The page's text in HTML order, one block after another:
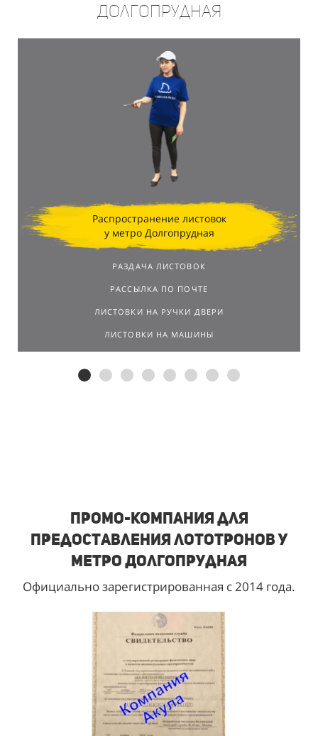
Долгопрудная
Распространение листовок
у метро Долгопрудная
РАЗДАЧА ЛИСТОВОК
РАССЫЛКА ПО ПОЧТЕ
ЛИСТОВКИ НА РУЧКИ ДВЕРИ
ЛИСТОВКИ НА МАШИНЫ
Промо-компания для
предоставления лототронов у
метро Долгопрудная
Официально зарегистрированная с 2014 года.